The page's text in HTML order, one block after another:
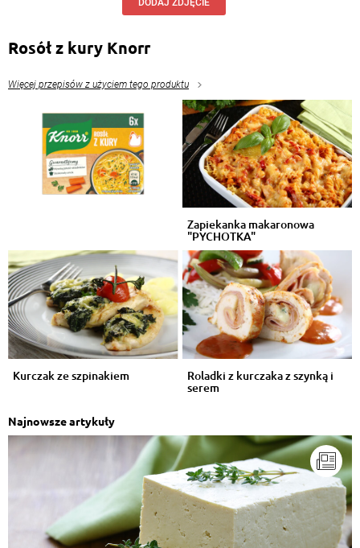
Rosół z kury Knorr
Więcej przepisów z użyciem tego produktu
Zapiekanka makaronowa
"PYCHOTKA"
Kurczak ze szpinakiem Roladki z kurczaka z szynką i
serem
Najnowsze artykuły